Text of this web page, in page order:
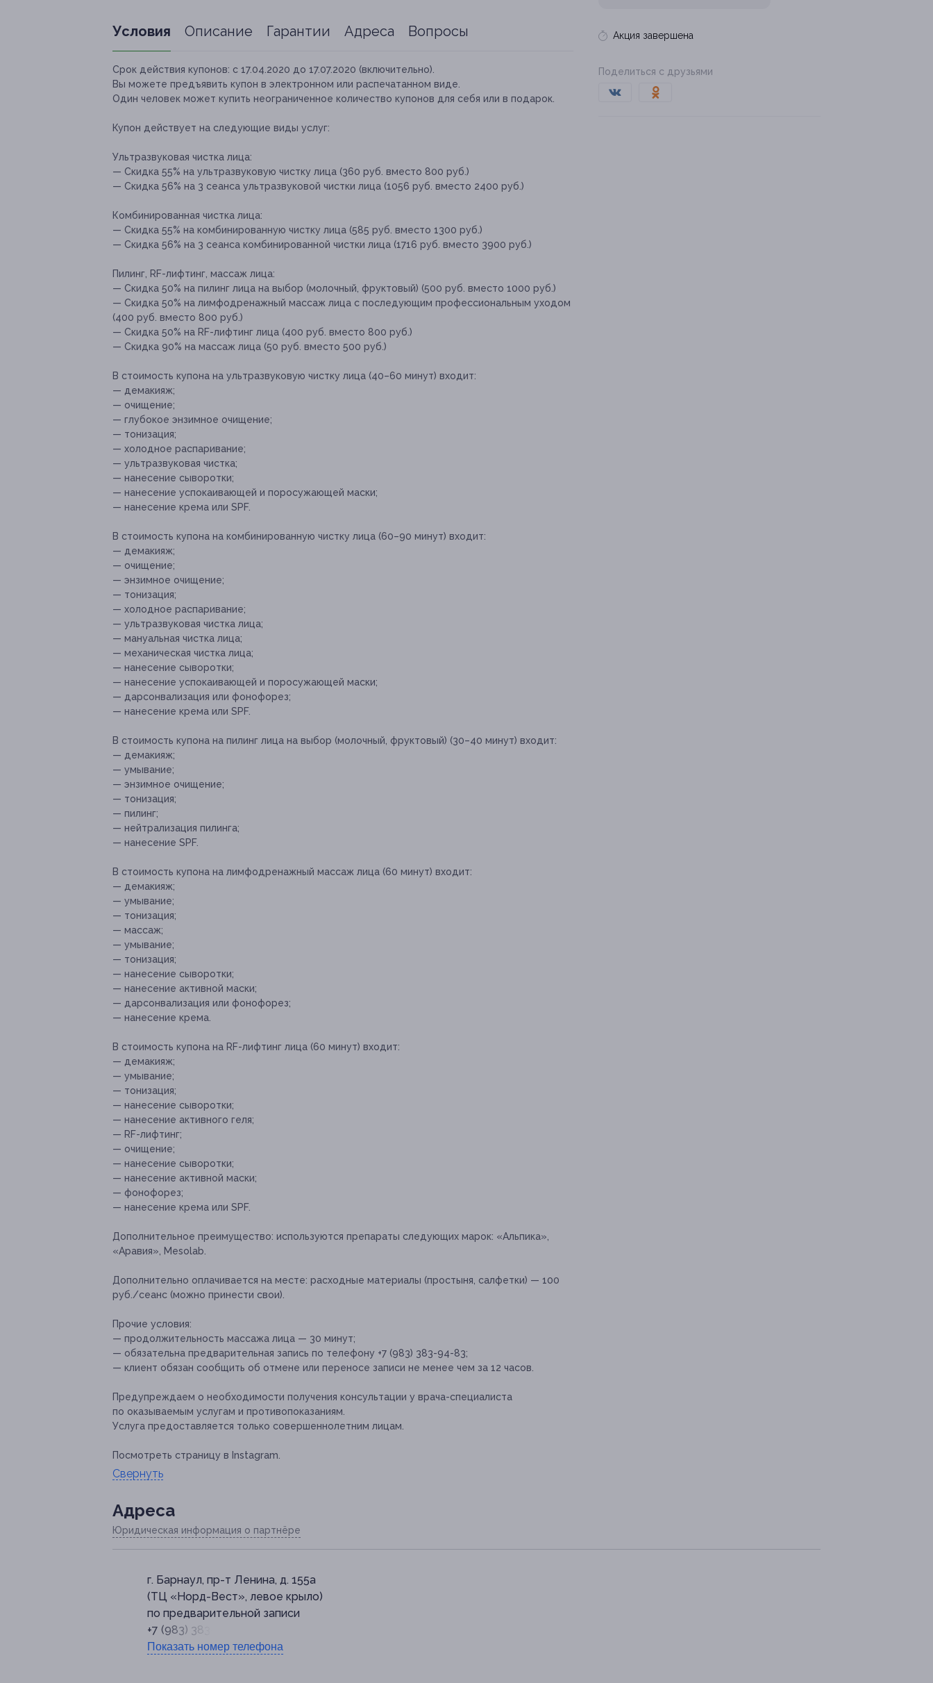
Акция завершена
Поделиться с друзьями
Условия Описание Гарантии Адреса Вопросы
Срок действия купонов: с 17.04.2020 до 17.07.2020 (включительно).
Вы можете предъявить купон в электронном или распечатанном виде.
Один человек может купить неограниченное количество купонов для себя или в подарок.
Купон действует на следующие виды услуг:
Ультразвуковая чистка лица:
— Скидка 55% на ультразвуковую чистку лица (360 руб. вместо 800 руб.)
— Скидка 56% на 3 сеанса ультразвуковой чистки лица (1056 руб. вместо 2400 руб.)
Комбинированная чистка лица:
— Скидка 55% на комбинированную чистку лица (585 руб. вместо 1300 руб.)
— Скидка 56% на 3 сеанса комбинированной чистки лица (1716 руб. вместо 3900 руб.)
Пилинг, RF-лифтинг, массаж лица:
— Скидка 50% на пилинг лица на выбор (молочный, фруктовый) (500 руб. вместо 1000 руб.)
— Скидка 50% на лимфодренажный массаж лица с последующим профессиональным уходом
(400 руб. вместо 800 руб.)
— Скидка 50% на RF-лифтинг лица (400 руб. вместо 800 руб.)
— Скидка 90% на массаж лица (50 руб. вместо 500 руб.)
В стоимость купона на ультразвуковую чистку лица (40–60 минут) входит:
— демакияж;
— очищение;
— глубокое энзимное очищение;
— тонизация;
— холодное распаривание;
— ультразвуковая чистка;
— нанесение сыворотки;
— нанесение успокаивающей и поросужающей маски;
— нанесение крема или SPF.
В стоимость купона на комбинированную чистку лица (60–90 минут) входит:
— демакияж;
— очищение;
— энзимное очищение;
— тонизация;
— холодное распаривание;
— ультразвуковая чистка лица;
— мануальная чистка лица;
— механическая чистка лица;
— нанесение сыворотки;
— нанесение успокаивающей и поросужающей маски;
— дарсонвализация или фонофорез;
— нанесение крема или SPF.
В стоимость купона на пилинг лица на выбор (молочный, фруктовый) (30–40 минут) входит:
— демакияж;
— умывание;
— энзимное очищение;
— тонизация;
— пилинг;
— нейтрализация пилинга;
— нанесение SPF.
В стоимость купона на лимфодренажный массаж лица (60 минут) входит:
— демакияж;
— умывание;
— тонизация;
— массаж;
— умывание;
— тонизация;
— нанесение сыворотки;
— нанесение активной маски;
— дарсонвализация или фонофорез;
— нанесение крема.
В стоимость купона на RF-лифтинг лица (60 минут) входит:
— демакияж;
— умывание;
— тонизация;
— нанесение сыворотки;
— нанесение активного геля;
— RF-лифтинг;
— очищение;
— нанесение сыворотки;
— нанесение активной маски;
— фонофорез;
— нанесение крема или SPF.
Дополнительное преимущество: используются препараты следующих марок: «Альпика»,
«Аравия», Mesolab.
Дополнительно оплачивается на месте: расходные материалы (простыня, салфетки) — 100
руб./сеанс (можно принести свои).
Прочие условия:
— продолжительность массажа лица — 30 минут;
— обязательна предварительная запись по телефону +7 (983) 383-94-83;
— клиент обязан сообщить об отмене или переносе записи не менее чем за 12 часов.
Предупреждаем о необходимости получения консультации у врача-специалиста
по оказываемым услугам и противопоказаниям.
Услуга предоставляется только совершеннолетним лицам.
Посмотреть страницу в Instagram.
Свернуть
Адресa
Юридическая информация о партнёре
г. Барнаул, пр-т Ленина, д. 155а
(ТЦ «Норд-Вест», левое крыло)
по предварительной записи
+7 (983) 383-94-83
Показать номер телефона